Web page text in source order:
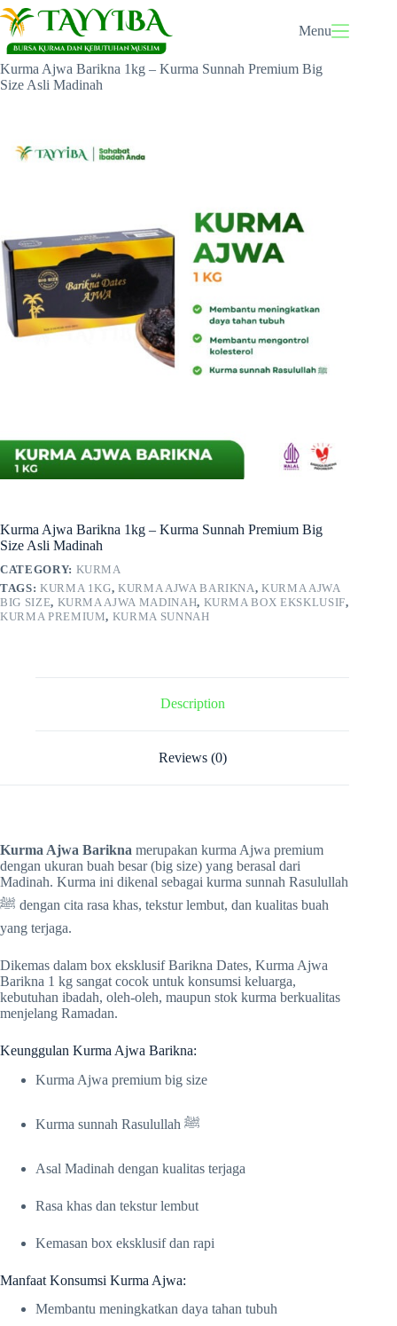
Skip
to
content
Menu
Home
Kurma
Kurma Ajwa Barikna 1kg – Kurma Sunnah Premium Big
Size Asli Madinah
Kurma Ajwa Barikna 1kg – Kurma Sunnah Premium Big
Size Asli Madinah
CATEGORY: KURMA
TAGS: KURMA 1KG,KURMA AJWA BARIKNA,KURMA AJWA
BIG SIZE, KURMA AJWA MADINAH, KURMA BOX EKSKLUSIF,
KURMA PREMIUM, KURMA SUNNAH
Description
Reviews (0)
Kurma Ajwa Barikna merupakan kurma Ajwa premium
dengan ukuran buah besar (big size) yang berasal dari
Madinah. Kurma ini dikenal sebagai kurma sunnah Rasulullah
ﷺ dengan cita rasa khas, tekstur lembut, dan kualitas buah
yang terjaga.
Dikemas dalam box eksklusif Barikna Dates, Kurma Ajwa
Barikna 1 kg sangat cocok untuk konsumsi keluarga,
kebutuhan ibadah, oleh-oleh, maupun stok kurma berkualitas
menjelang Ramadan.
Keunggulan Kurma Ajwa Barikna:
Kurma Ajwa premium big size
Kurma sunnah Rasulullah ﷺ
Asal Madinah dengan kualitas terjaga
Rasa khas dan tekstur lembut
Kemasan box eksklusif dan rapi
Manfaat Konsumsi Kurma Ajwa:
Membantu meningkatkan daya tahan tubuh